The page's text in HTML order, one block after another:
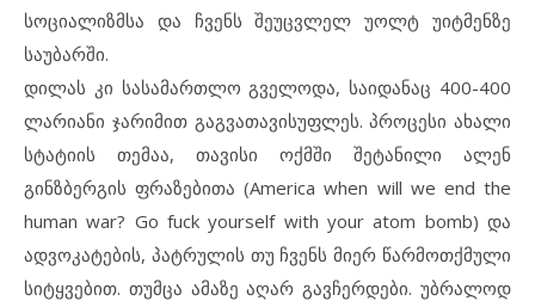
სოციალიზმსა და ჩვენს შეუცვლელ უოლტ უიტმენზე
საუბარში.
დილას კი სასამართლო გველოდა, საიდანაც 400-400
ლარიანი ჯარიმით გაგვათავისუფლეს. პროცესი ახალი
სტატიის თემაა, თავისი ოქმში შეტანილი ალენ
გინზბერგის ფრაზებითა (America when will we end the
human war? Go fuck yourself with your atom bomb) და
ადვოკატების, პატრულის თუ ჩვენს მიერ წარმოთქმული
სიტყვებით. თუმცა ამაზე აღარ გავჩერდები. უბრალოდ